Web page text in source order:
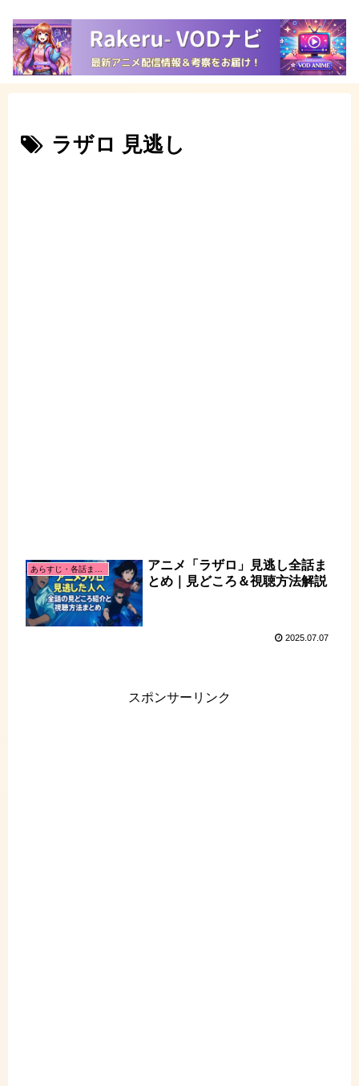
ラザロ 見逃し
アニメ「ラザロ」見逃し全話ま
とめ｜見どころ＆視聴方法解説
2025.07.07
スポンサーリンク